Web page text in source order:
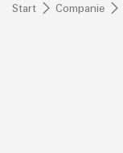
Start Companie